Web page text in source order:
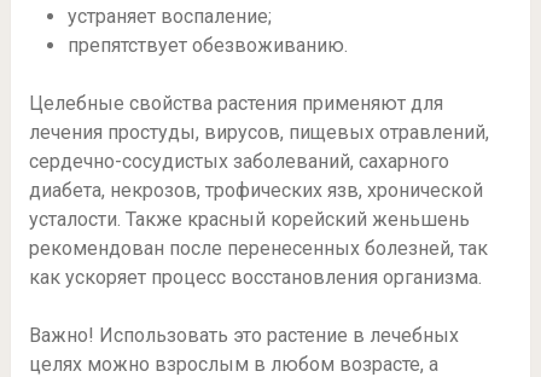
устраняет воспаление;
препятствует обезвоживанию.
Целебные свойства растения применяют для
лечения простуды, вирусов, пищевых отравлений,
сердечно-сосудистых заболеваний, сахарного
диабета, некрозов, трофических язв, хронической
усталости. Также красный корейский женьшень
рекомендован после перенесенных болезней, так
как ускоряет процесс восстановления организма.
Важно! Использовать это растение в лечебных
целях можно взрослым в любом возрасте, а